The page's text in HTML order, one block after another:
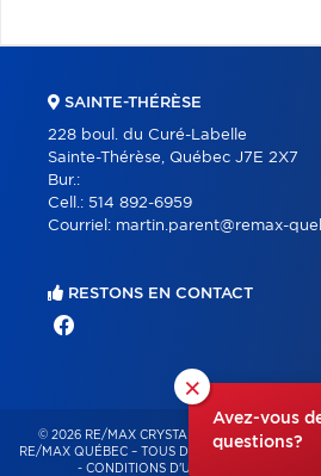
×
Avez-vous
questions?
SAINTE-THÉRÈSE
228 boul. du Curé-Labelle
Sainte-Thérèse, Québec J7E 2X7
Bur.:
Cell.: 514 892-6959
Courriel: martin.parent@remax-
RESTONS EN CONTACT
© 2026 RE/MAX CRYSTAL – FRANCHISÉ
RE/MAX QUÉBEC – TOUS DROITS RÉSERVÉS -
- CONDITIONS D'UTILISATION